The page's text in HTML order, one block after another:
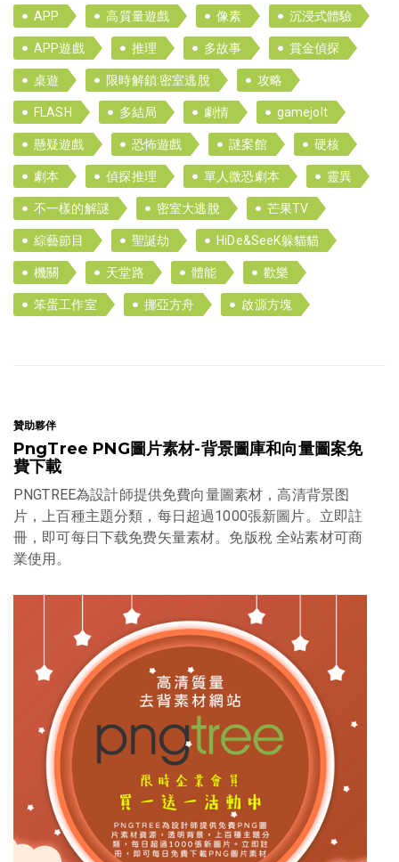
APP 高質量遊戲 像素 沉浸式體驗
APP遊戲 推理 多故事 賞金偵探
桌遊 限時解鎖:密室逃脫 攻略
FLASH 多結局 劇情 gamejolt
懸疑遊戲 恐怖遊戲 謎案館 硬核
劇本 偵探推理 單人微恐劇本 靈異
不一樣的解謎 密室大逃脫 芒果TV
綜藝節目 聖誕劫 HiDe&SeeK躲貓貓
機關 天堂路 體能 歡樂
笨蛋工作室 挪亞方舟 啟源方塊
贊助夥伴
PngTree PNG圖片素材-背景圖庫和向量圖案免
費下載
PNGTREE為設計師提供免費向量圖素材，高清背景图
片，上百種主題分類，每日超過1000張新圖片。立即註
冊，即可每日下载免费矢量素材。免版稅 全站素材可商
業使用。